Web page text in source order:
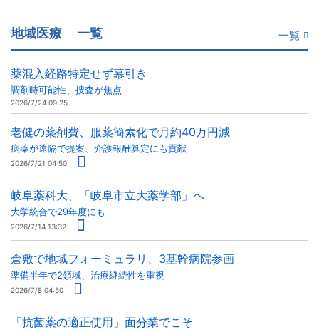
地域医療 一覧 一覧
薬混入経路特定せず幕引き
調剤時可能性、捜査が焦点
2026/7/24 09:25
老健の薬剤費、服薬簡素化で月約40万円減
病薬が遠隔で提案、介護報酬算定にも貢献
2026/7/21 04:50
岐阜薬科大、「岐阜市立大薬学部」へ
大学統合で29年度にも
2026/7/14 13:32
倉敷で地域フォーミュラリ、3基幹病院参画
準備半年で2領域、治療継続性を重視
2026/7/8 04:50
「抗菌薬の適正使用」面分業でこそ